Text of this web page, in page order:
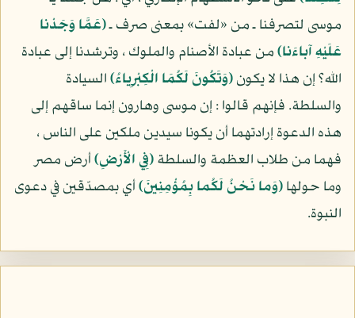
موسى لتصرفنا ـ من «لفت» بمعنى صرف ـ(عَمَّا وَجَدْنا
عَلَيْهِ آباءَنا)من عبادة الأصنام والملوك ، وترشدنا إلى عبادة
الله؟ إن هذا لا يكون(وَتَكُونَ لَكُمَا الْكِبْرِياءُ)السيادة
والسلطة. فإنهم قالوا : إن موسى وهارون إنما ساقهم إلى
هذه الدعوة إرادتهما أن يكونا سيدين ملكين على الناس ،
فهما من طلاب العظمة والسلطة(فِي الْأَرْضِ)أرض مصر
وما حولها(وَما نَحْنُ لَكُما بِمُؤْمِنِينَ)أي بمصدّقين في دعوى
النبوة.